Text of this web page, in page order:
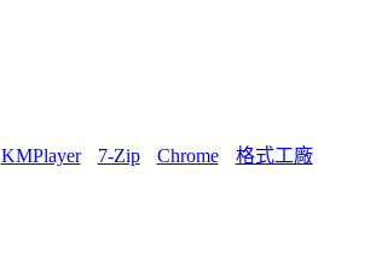
KMPlayer 7-Zip Chrome 格式工廠